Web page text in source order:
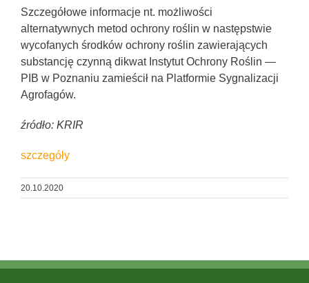
Szczegółowe informacje nt. możliwości
alternatywnych metod ochrony roślin w następstwie
wycofanych środków ochrony roślin zawierających
substancję czynną dikwat Instytut Ochrony Roślin —
PIB w Poznaniu zamieścił na Platformie Sygnalizacji
Agrofagów.
źródło: KRIR
szczegóły
20.10.2020